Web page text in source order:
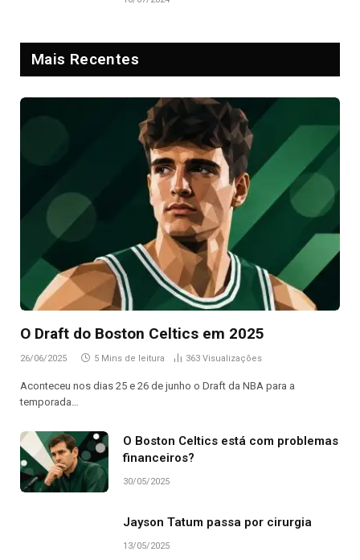
Mais Recentes
O Draft do Boston Celtics em 2025
26/06/2025 5 Mins de leitura 363 Visualizações
Aconteceu nos dias 25 e 26 de junho o Draft da NBA para a
temporada…
O Boston Celtics está com problemas
financeiros?
30/05/2025
Jayson Tatum passa por cirurgia
13/05/2025